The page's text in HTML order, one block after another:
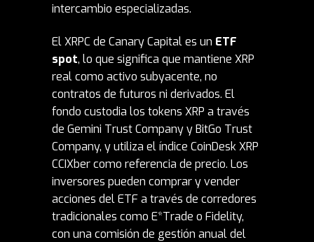
intercambio especializadas.
El XRPC de Canary Capital es un ETF
spot, lo que significa que mantiene XRP
real como activo subyacente, no
contratos de futuros ni derivados. El
fondo custodia los tokens XRP a través
de Gemini Trust Company y BitGo Trust
Company, y utiliza el índice CoinDesk XRP
CCIXber como referencia de precio. Los
inversores pueden comprar y vender
acciones del ETF a través de corredores
tradicionales como E*Trade o Fidelity,
con una comisión de gestión anual del